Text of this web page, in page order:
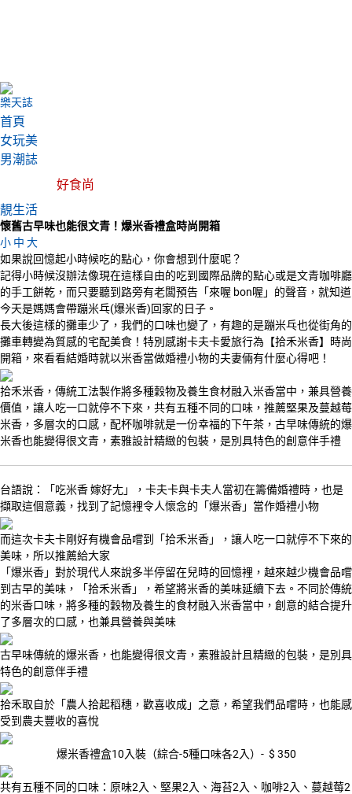
樂天誌
首頁
女玩美
男潮誌
好食尚
靚生活
懷舊古早味也能很文青！爆米香禮盒時尚開箱
小 中 大
如果說回憶起小時候吃的點心，你會想到什麼呢？
記得小時候沒辦法像現在這樣自由的吃到國際品牌的點心或是文青咖啡廳
的手工餅乾，而只要聽到路旁有老闆預告「來喔 bon喔」的聲音，就知道
今天是媽媽會帶蹦米乓(爆米香)回家的日子。
長大後這樣的攤車少了，我們的口味也變了，有趣的是蹦米乓也從街角的
攤車轉變為質感的宅配美食！特別感謝卡夫卡愛旅行為【拾禾米香】時尚
開箱，來看看結婚時就以米香當做婚禮小物的夫妻倆有什麼心得吧！
拾禾米香，傳統工法製作將多種穀物及養生食材融入米香當中，兼具營養
價值，讓人吃一口就停不下來，共有五種不同的口味，推薦堅果及蔓越莓
米香，多層次的口感，配杯咖啡就是一份幸福的下午茶，古早味傳統的爆
米香也能變得很文青，素雅設計精緻的包裝，是別具特色的創意伴手禮
台語說：「吃米香 嫁好尢」，卡夫卡與卡夫人當初在籌備婚禮時，也是
擷取這個意義，找到了記憶裡令人懷念的「爆米香」當作婚禮小物
而這次卡夫卡剛好有機會品嚐到「拾禾米香」，讓人吃一口就停不下來的
美味，所以推薦給大家
「爆米香」對於現代人來說多半停留在兒時的回憶裡，越來越少機會品嚐
到古早的美味，「拾禾米香」，希望將米香的美味延續下去。不同於傳統
的米香口味，將多種的穀物及養生的食材融入米香當中，創意的結合提升
了多層次的口感，也兼具營養與美味
古早味傳統的爆米香，也能變得很文青，素雅設計且精緻的包裝，是別具
特色的創意伴手禮
拾禾取自於「農人拾起稻穗，歡喜收成」之意，希望我們品嚐時，也能感
受到農夫豐收的喜悅
爆米香禮盒10入裝（綜合-5種口味各2入）- $ 350
共有五種不同的口味：原味2入、堅果2入、海苔2入、咖啡2入、蔓越莓2